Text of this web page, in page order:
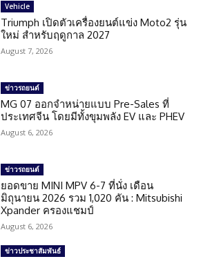
Vehicle
Triumph เปิดตัวเครื่องยนต์แข่ง Moto2 รุ่น
ใหม่ สำหรับฤดูกาล 2027
August 7, 2026
ข่าวรถยนต์
MG 07 ออกจำหน่ายแบบ Pre-Sales ที่
ประเทศจีน โดยมีทั้งขุมพลัง EV และ PHEV
August 6, 2026
ข่าวรถยนต์
ยอดขาย MINI MPV 6-7 ที่นั่ง เดือน
มิถุนายน 2026 รวม 1,020 คัน : Mitsubishi
Xpander ครองแชมป์
August 6, 2026
ข่าวประชาสัมพันธ์